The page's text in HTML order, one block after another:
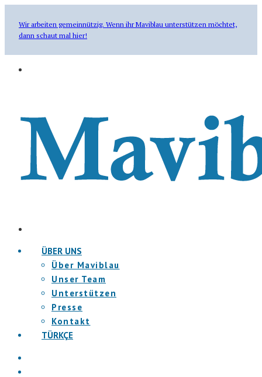
Wir arbeiten gemeinnützig. Wenn ihr Maviblau unterstützen möchtet,
dann schaut mal hier!
ÜBER UNS
Über Maviblau
Unser Team
Unterstützen
Presse
Kontakt
TÜRKÇE